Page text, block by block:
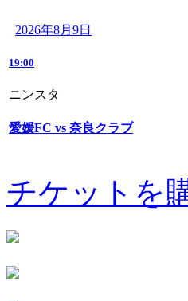
2026年8月9日
19:00
ニンスタ
愛媛FC vs 奈良クラブ
チケットを